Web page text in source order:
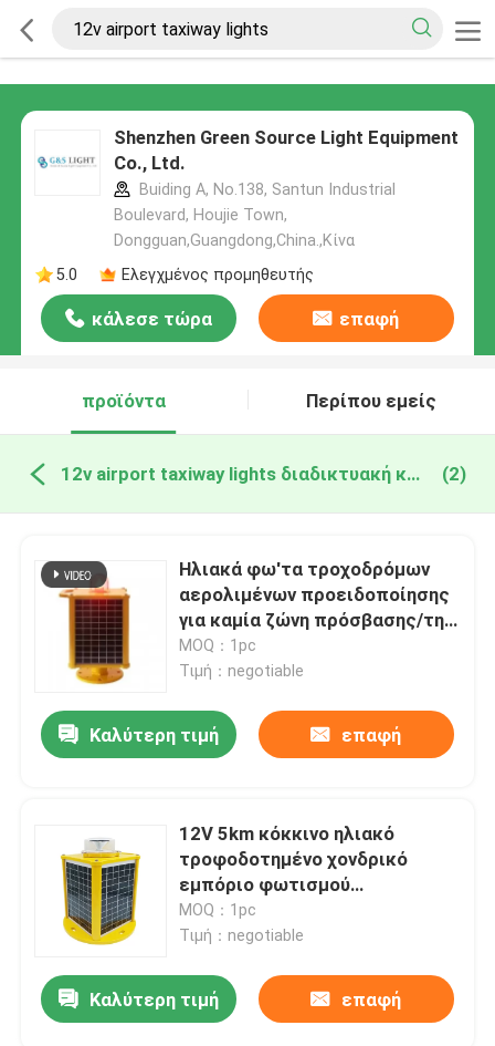
Shenzhen Green Source Light Equipment
Co., Ltd.
Buiding A, No.138, Santun Industrial
Boulevard, Houjie Town,
Dongguan,Guangdong,China.,Κίνα
5.0
Ελεγχμένος προμηθευτής
κάλεσε τώρα επαφή
προϊόντα Περίπου εμείς
12v airport taxiway lights διαδικτυακή κατασκευή (2)
Ηλιακά φω'τα τροχοδρόμων
αερολιμένων προειδοποίησης
για καμία ζώνη πρόσβασης/την
επικίνδυνη ζώνη απομόνωσης
MOQ：1pc
Τιμή：negotiable
Καλύτερη τιμή επαφή
12V 5km κόκκινο ηλιακό
τροφοδοτημένο χονδρικό
εμπόριο φωτισμού
προειδοποίησης
παρεμπόδισης
MOQ：1pc
Τιμή：negotiable
Καλύτερη τιμή επαφή